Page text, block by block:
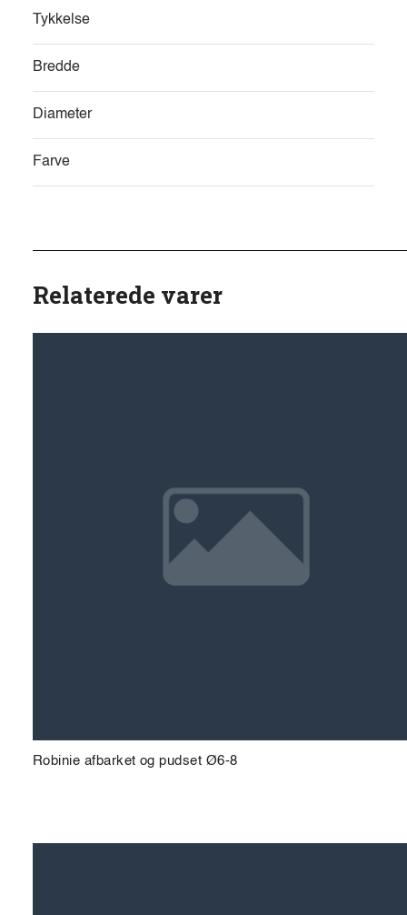
Tykkelse
Bredde
Diameter
Farve
Relaterede varer
Robinie afbarket og pudset Ø6-8